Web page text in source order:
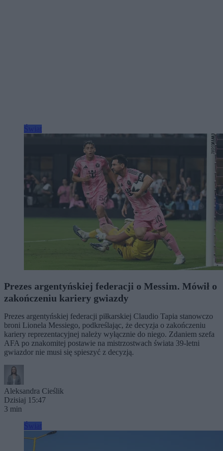
Prezes argentyńskiej federacji o Messim. Mówił o
zakończeniu kariery gwiazdy
Prezes argentyńskiej federacji piłkarskiej Claudio Tapia stanowczo
broni Lionela Messiego, podkreślając, że decyzja o zakończeniu
kariery reprezentacyjnej należy wyłącznie do niego. Zdaniem szefa
AFA po znakomitej postawie na mistrzostwach świata 39-letni
gwiazdor nie musi się spieszyć z decyzją.
Aleksandra Cieślik
Dzisiaj 15:47
3 min